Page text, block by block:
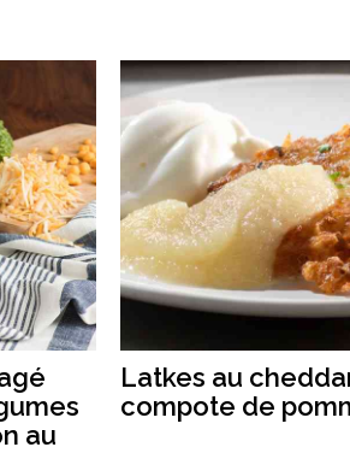
au
Latkes au
compote de